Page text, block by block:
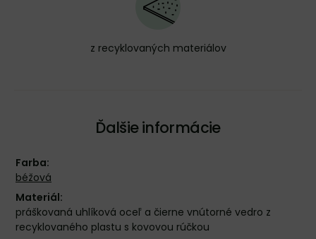
z recyklovaných materiálov
Ďalšie informácie
Farba:
béžová
Materiál:
práškovaná uhlíková oceľ a čierne vnútorné vedro z
recyklovaného plastu s kovovou rúčkou